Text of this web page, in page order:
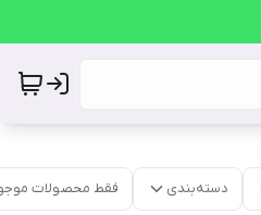
دسته‌بندی فقط محصولات